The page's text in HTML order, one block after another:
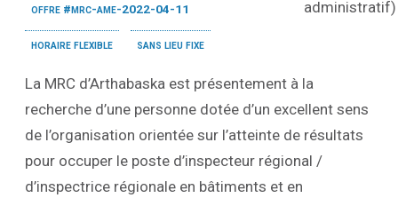
offre #mrc-ame-2022-04-11
horaire flexible sans lieu fixe
La MRC d’Arthabaska est présentement à la
recherche d’une personne dotée d’un excellent sens
de l’organisation orientée sur l’atteinte de résultats
pour occuper le poste d’inspecteur régional /
d’inspectrice régionale en bâtiments et en